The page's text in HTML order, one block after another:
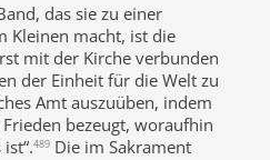
das sie zu einer
Kleinen macht, ist die
mit der Kirche verbunden
der Einheit für die Welt zu
Amt auszuüben, indem
bezeugt, woraufhin
489 Die im Sakrament